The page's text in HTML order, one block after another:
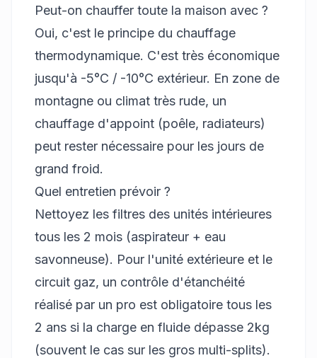
Peut-on chauffer toute la maison avec ?
Oui, c'est le principe du chauffage
thermodynamique. C'est très économique
jusqu'à -5°C / -10°C extérieur. En zone de
montagne ou climat très rude, un
chauffage d'appoint (poêle, radiateurs)
peut rester nécessaire pour les jours de
grand froid.
Quel entretien prévoir ?
Nettoyez les filtres des unités intérieures
tous les 2 mois (aspirateur + eau
savonneuse). Pour l'unité extérieure et le
circuit gaz, un contrôle d'étanchéité
réalisé par un pro est obligatoire tous les
2 ans si la charge en fluide dépasse 2kg
(souvent le cas sur les gros multi-splits).